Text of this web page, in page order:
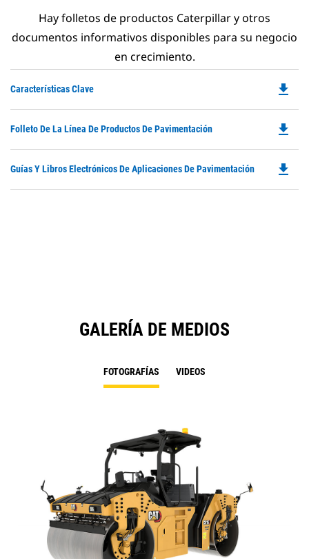
Hay folletos de productos Caterpillar y otros
documentos informativos disponibles para su negocio
en crecimiento.
Características Clave
a
file_download
Folleto De La Línea De Productos De Pavimentación
a
file_download
Guías Y Libros Electrónicos De Aplicaciones De Pavimentación file_download
GALERÍA DE MEDIOS
FOTOGRAFÍAS VIDEOS